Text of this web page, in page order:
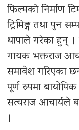
फिल्मको निर्माण
ट्रिमिङ्ग तथा पुन
थापाले गरेका हुन् ।
गायक भक्तराज
समावेश गरिएका
पूर्ण रुपमा
सत्यराज आचार्यले
।